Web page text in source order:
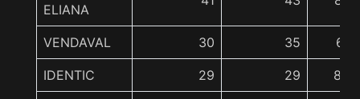
ELIANA
VENDAVAL 30 35 61
IDENTIC 29 29 80